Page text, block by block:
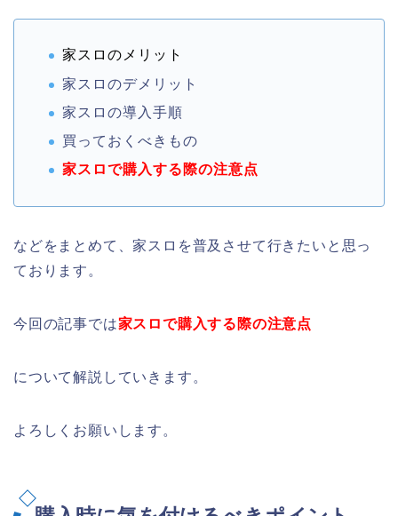
家スロのメリット
家スロのデメリット
家スロの導入手順
買っておくべきもの
家スロで購入する際の注意点
などをまとめて、家スロを普及させて行きたいと思っ
ております。
今回の記事では家スロで購入する際の注意点
について解説していきます。
よろしくお願いします。